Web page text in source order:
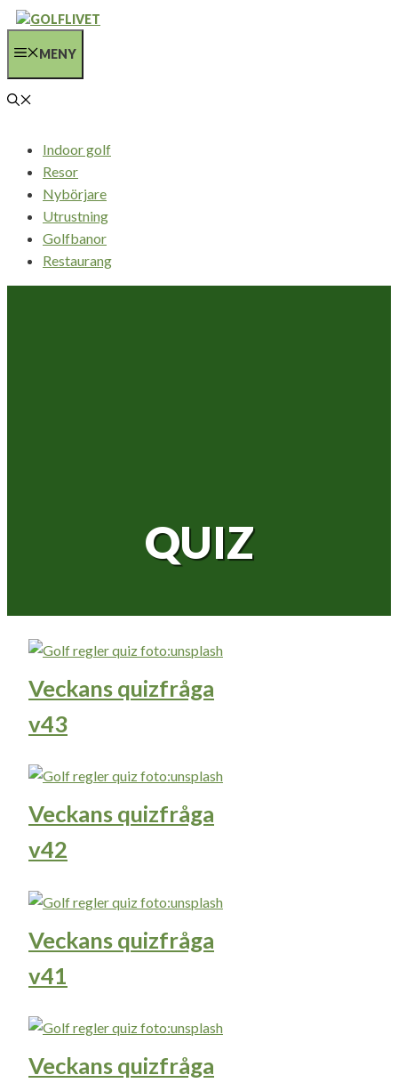
Hoppa
innehållMENY
Indoor golf
Resor
Nybörjare
Utrustning
Golfbanor
Restaurang
QUIZ
Veckans quizfråga
v43
Veckans quizfråga
v42
Veckans quizfråga
v41
Veckans quizfråga